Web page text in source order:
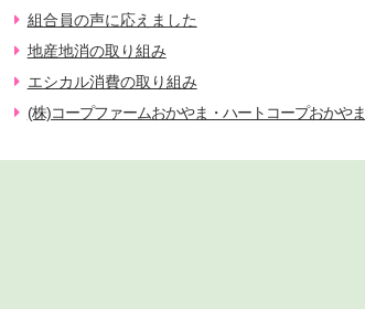
組合員の声に応えました
地産地消の取り組み
エシカル消費の取り組み
(株)コープファームおかやま・ハートコープおかやま